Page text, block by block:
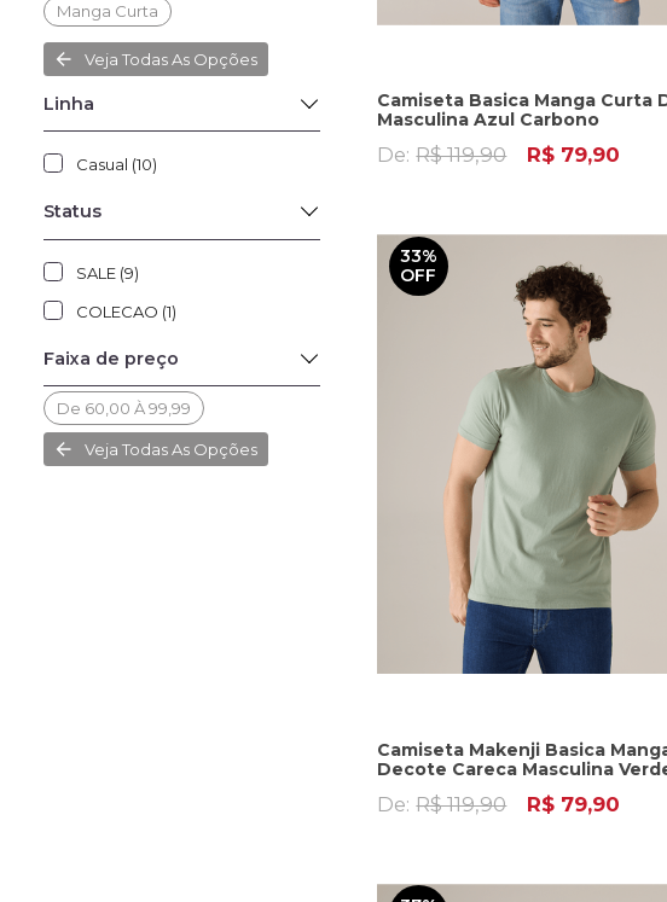
Manga Curta
Veja Todas As Opções
Linha
Casual (10)
Status
SALE (9)
COLECAO (1)
Faixa de preço
De 60,00 À 99,99
Veja Todas As Opções
Camiseta Basica Manga Curta
Masculina Azul Carbono
De: R$ 119,90 R$ 79,90
33%
OFF
Camiseta Makenji Basica
Decote Careca Masculina
De: R$ 119,90 R$ 79,90